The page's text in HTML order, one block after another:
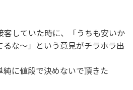
していた時に、「うちも安いか
るな～」という意見がチラホラ出
に値段で決めないで頂きた